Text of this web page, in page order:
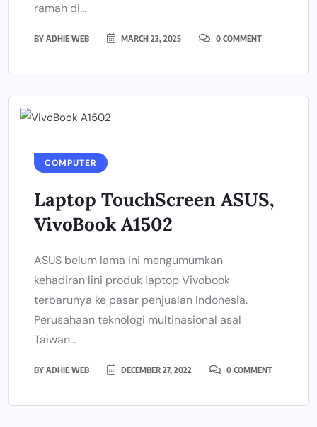
ramah di...
BY ADHIE WEB MARCH 23, 2025 0 COMMENT
COMPUTER
Laptop TouchScreen ASUS,
VivoBook A1502
ASUS belum lama ini mengumumkan
kehadiran lini produk laptop Vivobook
terbarunya ke pasar penjualan Indonesia.
Perusahaan teknologi multinasional asal
Taiwan...
BY ADHIE WEB DECEMBER 27, 2022 0 COMMENT